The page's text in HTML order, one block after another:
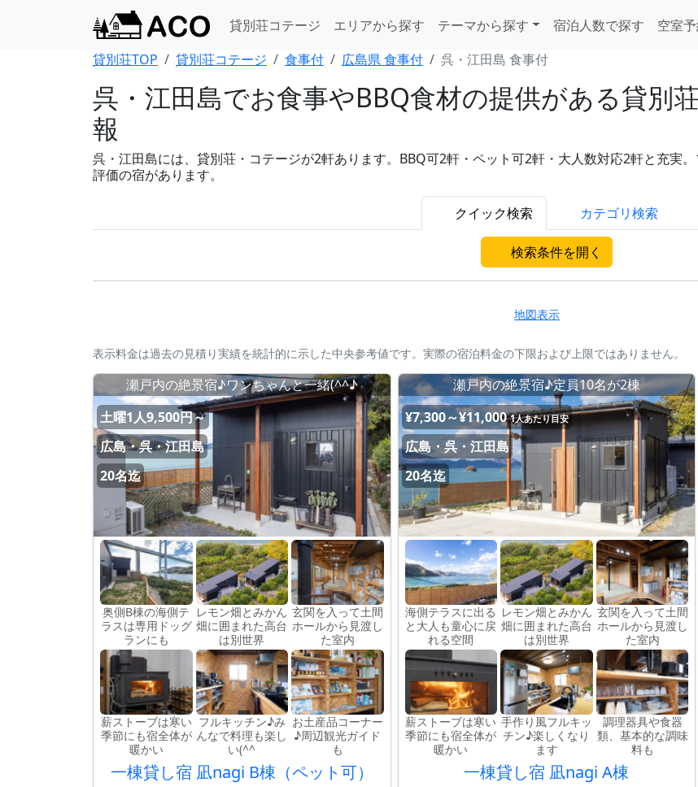
貸別荘コテージ エリアから探す テーマから探す 宿泊人数で探す 空室
貸別荘TOP
貸別荘コテージ 食事付 広島県 食事付 呉・江田島 食事付
呉・江田島でお食事やBBQ食材の提供がある貸別
報
呉・江田島には、貸別荘・コテージが2軒あります。BBQ可2軒・ペット可2軒・大人数対応2軒と充実
評価の宿があります。
クイック検索 カテゴリ検索
検索条件を開く
地図表示
表示料金は過去の見積り実績を統計的に示した中央参考値です。実際の宿泊料金の下限および上限ではありません。
瀬戸内の絶景宿♪ワンちゃんと一緒(^^♪
土曜1人9,500円～
広島・呉・江田島
20名迄
奥側B棟の海側テ
ラスは専用ドッグ
ランにも
レモン畑とみかん
畑に囲まれた高台
は別世界
玄関を入って土間
ホールから見渡し
た室内
薪ストーブは寒い
季節にも宿全体が
暖かい
フルキッチン♪み
んなで料理も楽し
い(^^
お土産品コーナー
♪周辺観光ガイド
も
一棟貸し宿 凪nagi B棟（ペット可）
瀬戸内の絶景宿♪定員10名が2棟
¥7,300～¥11,000 1人あたり目安
広島・呉・江田島
20名迄
海側テラスに出る
と大人も童心に戻
れる空間
レモン畑とみかん
畑に囲まれた高台
は別世界
玄関を入って土間
ホールから見渡し
た室内
薪ストーブは寒い
季節にも宿全体が
暖かい
手作り風フルキッ
チン♪楽しくなり
ます
調理器具や食器
類、基本的な調味
料も
一棟貸し宿 凪nagi A棟